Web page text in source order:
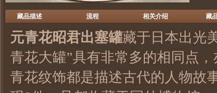
藏品描述 流程 相关介绍 藏
元青花昭君出塞罐藏于日本出光
青花大罐”具有非常多的相同点
青花纹饰都是描述古代的人物故